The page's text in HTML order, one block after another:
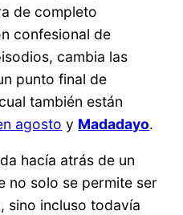
de completo
confesional de
cambia las
punto final de
también están
agosto y Madadayo.
hacía atrás de un
no solo se permite ser
sino incluso todavía